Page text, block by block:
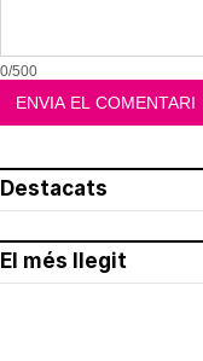
0/500
Destacats
El més llegit